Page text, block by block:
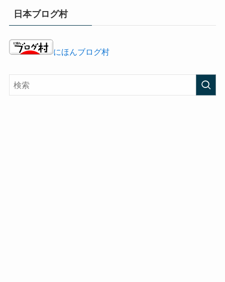
日本ブログ村
にほんブログ村